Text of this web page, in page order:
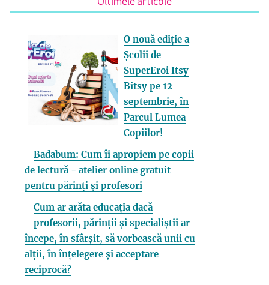
O nouă ediție a
Școlii de
SuperEroi Itsy
Bitsy pe 12
septembrie, în
Parcul Lumea
Copiilor!
Badabum: Cum îi apropiem pe copii
de lectură - atelier online gratuit
pentru părinți și profesori
Cum ar arăta educația dacă
profesorii, părinții și specialiștii ar
începe, în sfârșit, să vorbească unii cu
alții, în înțelegere și acceptare
reciprocă?